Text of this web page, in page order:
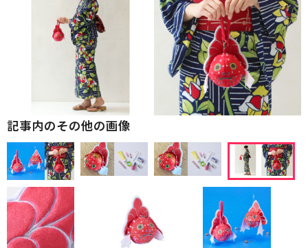
記事内のその他の画像